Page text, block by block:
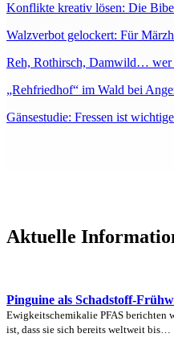
Konflikte kreativ lösen: Die
Walzverbot gelockert: Für
Reh, Rothirsch, Damwild… wer
„Rehfriedhof“ im Wald bei
Gänsestudie: Fressen ist
Aktuelle
Pinguine als Schadstoff-
Ewigkeitschemikalie PFAS berichten
ist, dass sie sich bereits weltweit bis…